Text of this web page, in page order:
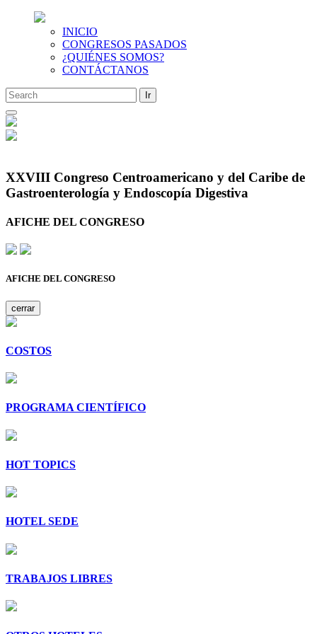
INICIO
CONGRESOS PASADOS
¿QUIÉNES SOMOS?
CONTÁCTANOS
Saltar
al
contenido
XXVIII Congreso Centroamericano y del Caribe de
Gastroenterología y Endoscopía Digestiva
AFICHE DEL CONGRESO
AFICHE DEL CONGRESO
cerrar
COSTOS
PROGRAMA CIENTÍFICO
HOT TOPICS
HOTEL SEDE
TRABAJOS LIBRES